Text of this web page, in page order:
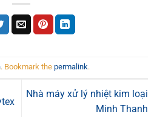
. Bookmark the permalink.
Nhà máy xử lý nhiệt kim loại
Minh Thanh